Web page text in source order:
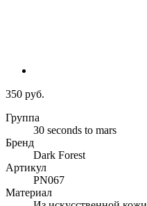
350 руб.
Группа
30 seconds to mars
Бренд
Dark Forest
Артикул
PN067
Материал